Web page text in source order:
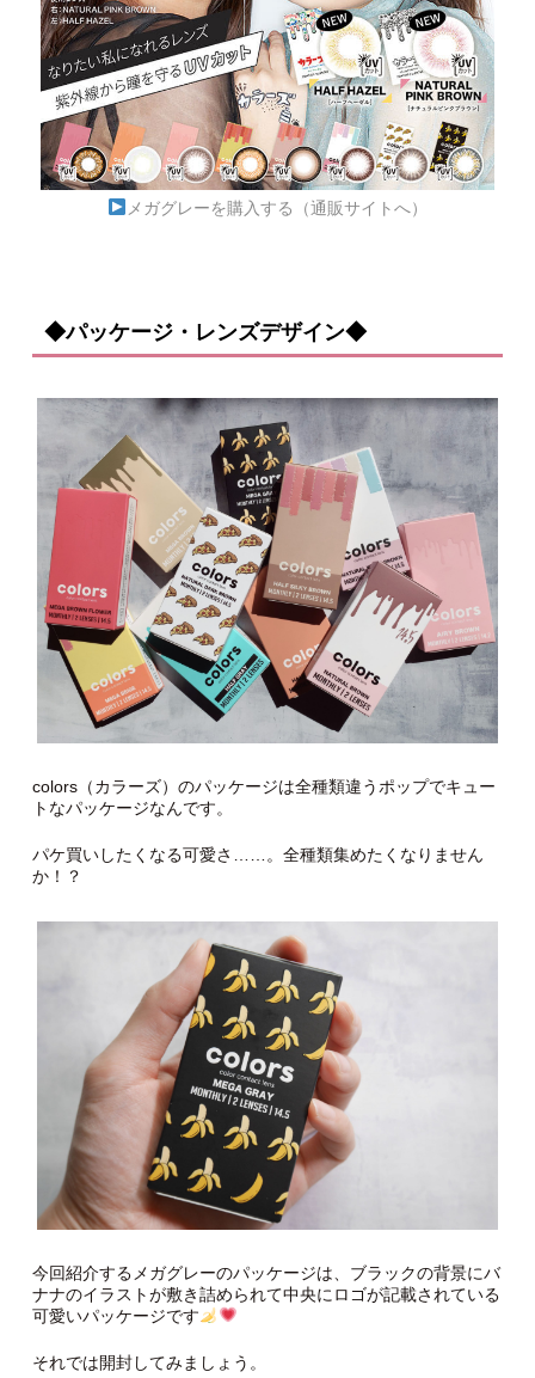
メガグレーを購入する（通販サイトへ）
◆パッケージ・レンズデザイン◆
colors（カラーズ）のパッケージは全種類違うポップでキュー
トなパッケージなんです。
パケ買いしたくなる可愛さ……。全種類集めたくなりません
か！？
今回紹介するメガグレーのパッケージは、ブラックの背景にバ
ナナのイラストが敷き詰められて中央にロゴが記載されている
可愛いパッケージです
それでは開封してみましょう。